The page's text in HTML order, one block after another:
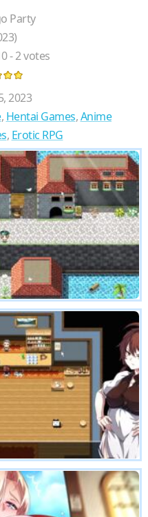
Party
-2votes
2023
, Hentai Games,Anime
, Erotic RPG